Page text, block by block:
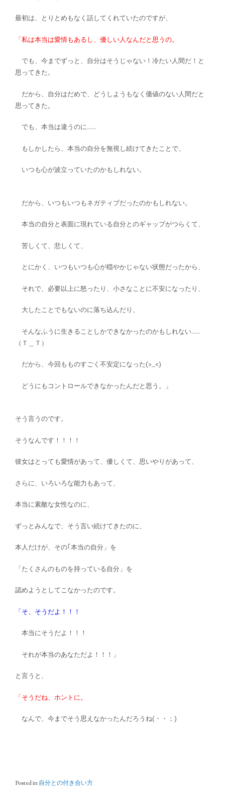
最初は、とりとめもなく話してくれていたのですが、
「私は本当は愛情もあるし、優しい人なんだと思うの。
でも、今までずっと、自分はそうじゃない！冷たい人間だ！と
思ってきた。
だから、自分はだめで、どうしようもなく価値のない人間だと
思ってきた。
でも、本当は違うのに……
もしかしたら、本当の自分を無視し続けてきたことで、
いつも心が波立っていたのかもしれない。
だから、いつもいつもネガティブだったのかもしれない。
本当の自分と表面に現れている自分とのギャップがつらくて、
苦しくて、悲しくて、
とにかく、いつもいつも心が穏やかじゃない状態だったから、
それで、必要以上に怒ったり、小さなことに不安になったり、
大したことでもないのに落ち込んだり、
そんなふうに生きることしかできなかったのかもしれない……
（Ｔ＿Ｔ）
だから、今回もものすごく不安定になった(>_<)
どうにもコントロールできなかったんだと思う。」
そう言うのです。
そうなんです！！！！
彼女はとっても愛情があって、優しくて、思いやりがあって、
さらに、いろいろな能力もあって、
本当に素敵な女性なのに、
ずっとみんなで、そう言い続けてきたのに、
本人だけが、その｢本当の自分」を
「たくさんのものを持っている自分」を
認めようとしてこなかったのです。
「そ、そうだよ！！！
本当にそうだよ！！！
それが本当のあなただよ！！！」
と言うと、
「そうだね、ホントに。
なんで、今までそう思えなかったんだろうね(・・；)
Posted in 自分との付き合い方